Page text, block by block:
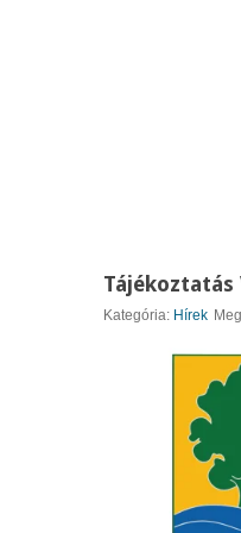
Tájékoztatás
Kategória: Hírek